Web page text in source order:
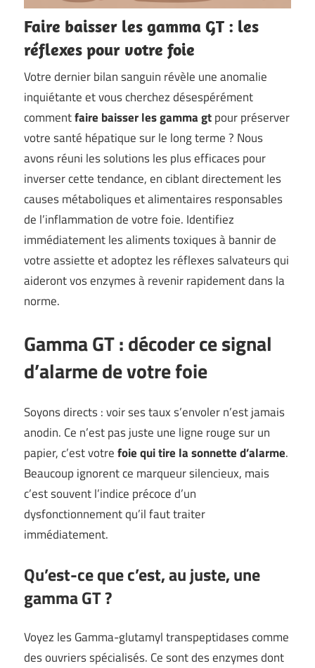
Faire baisser les gamma GT : les
réflexes pour votre foie
Votre dernier bilan sanguin révèle une anomalie
inquiétante et vous cherchez désespérément
commentfaire baisser les gamma gtpour préserver
votre santé hépatique sur le long terme ? Nous
avons réuni les solutions les plus efficaces pour
inverser cette tendance, en ciblant directement les
causes métaboliques et alimentaires responsables
de l’inflammation de votre foie. Identifiez
immédiatement les aliments toxiques à bannir de
votre assiette et adoptez les réflexes salvateurs qui
aideront vos enzymes à revenir rapidement dans la
norme.
Gamma GT : décoder cesignal
d’alarmede votre foie
Soyons directs : voir ses taux s’envoler n’est jamais
anodin. Ce n’est pas juste une ligne rouge sur un
papier, c’est votrefoie qui tire la sonnette d’alarme.
Beaucoup ignorent ce marqueur silencieux, mais
c’est souvent l’indice précoce d’un
dysfonctionnement qu’il faut traiter
immédiatement.
Qu’est-ce que c’est, au juste, une
gamma GT ?
Voyez les Gamma-glutamyl transpeptidases comme
des ouvriers spécialisés. Ce sont des enzymes dont